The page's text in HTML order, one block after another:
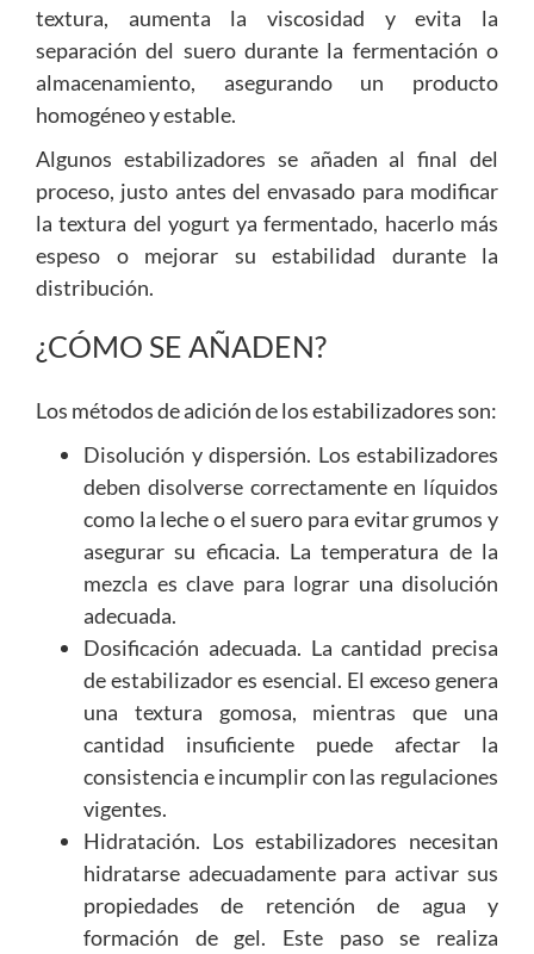
textura, aumenta la viscosidad y evita la
separación del suero durante la fermentación o
almacenamiento, asegurando un producto
homogéneo y estable.
Algunos estabilizadores se añaden al final del
proceso, justo antes del envasado para modificar
la textura del yogurt ya fermentado, hacerlo más
espeso o mejorar su estabilidad durante la
distribución.
¿CÓMO SE AÑADEN?
Los métodos de adición de los estabilizadores son:
Disolución y dispersión. Los estabilizadores
deben disolverse correctamente en líquidos
como la leche o el suero para evitar grumos y
asegurar su eficacia. La temperatura de la
mezcla es clave para lograr una disolución
adecuada.
Dosificación adecuada. La cantidad precisa
de estabilizador es esencial. El exceso genera
una textura gomosa, mientras que una
cantidad insuficiente puede afectar la
consistencia e incumplir con las regulaciones
vigentes.
Hidratación. Los estabilizadores necesitan
hidratarse adecuadamente para activar sus
propiedades de retención de agua y
formación de gel. Este paso se realiza